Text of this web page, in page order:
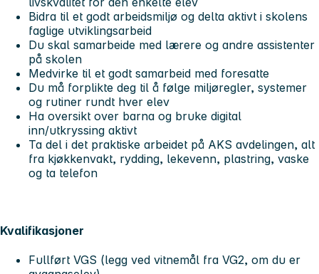
Bidra til et godt arbeidsmiljø og delta aktivt i skolens
faglige utviklingsarbeid
Du skal samarbeide med lærere og andre assistenter
på skolen
Medvirke til et godt samarbeid med foresatte
Du må forplikte deg til å følge miljøregler, systemer
og rutiner rundt hver elev
Ha oversikt over barna og bruke digital
inn/utkryssing aktivt
Ta del i det praktiske arbeidet på AKS avdelingen, alt
fra kjøkkenvakt, rydding, lekevenn, plastring, vaske
og ta telefon
Kvalifikasjoner
Fullført VGS (legg ved vitnemål fra VG2, om du er